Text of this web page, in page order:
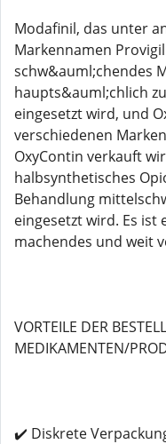
Modafinil, das unter
Markennamen
schw&auml;chendes
haupts&auml;chlich
eingesetzt wird, und
verschiedenen
OxyContin verkauft
halbsynthetisches
Behandlung
eingesetzt wird. Es
machendes und weit
VORTEILE DER
MEDIKAMENTEN/
✔️ Diskrete